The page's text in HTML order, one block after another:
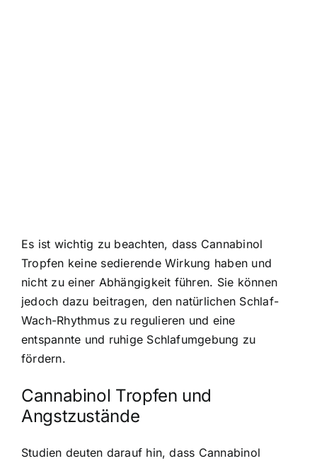
Es ist wichtig zu beachten, dass Cannabinol
Tropfen keine sedierende Wirkung haben und
nicht zu einer Abhängigkeit führen. Sie können
jedoch dazu beitragen, den natürlichen Schlaf-
Wach-Rhythmus zu regulieren und eine
entspannte und ruhige Schlafumgebung zu
fördern.
Cannabinol Tropfen und
Angstzustände
Studien deuten darauf hin, dass Cannabinol